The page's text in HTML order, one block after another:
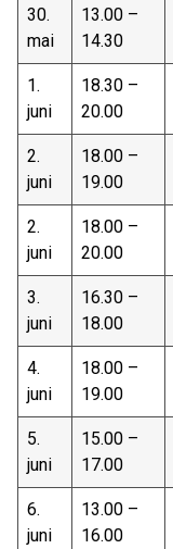
30.
mai
13.00 –
14.30
1.
juni
18.30 –
20.00
2.
juni
18.00 –
19.00
2.
juni
18.00 –
20.00
3.
juni
16.30 –
18.00
4.
juni
18.00 –
19.00
5.
juni
15.00 –
17.00
6.
juni
13.00 –
16.00